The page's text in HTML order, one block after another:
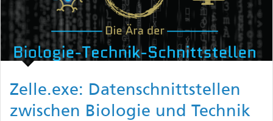
Zelle.exe: Datenschnittstellen
zwischen Biologie und Technik